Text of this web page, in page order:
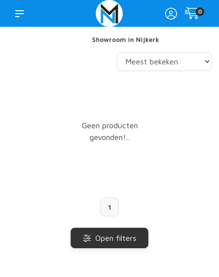
0
Showroom in Nijkerk
Geen producten
gevonden!...
1
Open filters